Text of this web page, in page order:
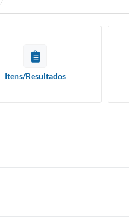
Itens/Resultados